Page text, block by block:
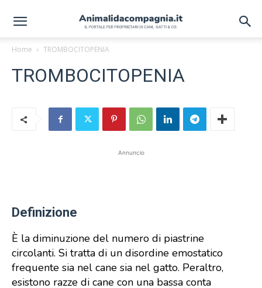
Home TROMBOCITOPENIA
TROMBOCITOPENIA
Annuncio
Definizione
È la diminuzione del numero di piastrine
circolanti. Si tratta di un disordine emostatico
frequente sia nel cane sia nel gatto. Peraltro,
esistono razze di cane con una bassa conta